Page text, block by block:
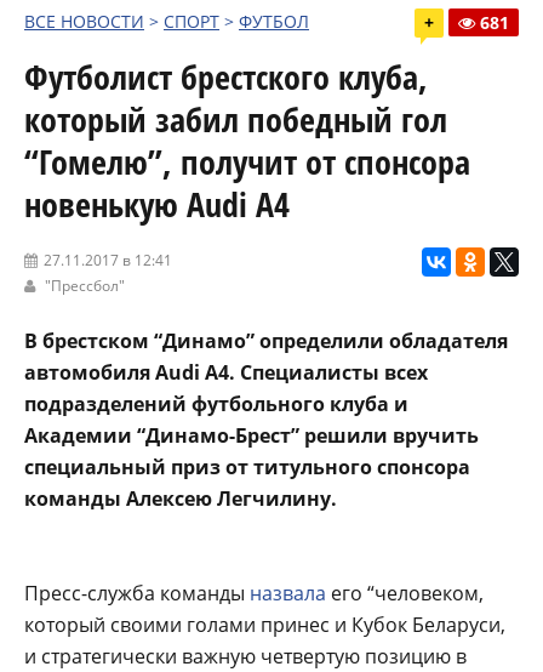
ВСЕ НОВОСТИ > СПОРТ > ФУТБОЛ + 681
Футболист брестского клуба,
который забил победный гол
“Гомелю”, получит от спонсора
новенькую Audi A4
27.11.2017 в 12:41
"Прессбол"
В брестском “Динамо” определили обладателя
автомобиля Audi A4. Специалисты всех
подразделений футбольного клуба и
Академии “Динамо-Брест” решили вручить
специальный приз от титульного спонсора
команды Алексею Легчилину.
Пресс-служба команды назвала его “человеком,
который своими голами принес и Кубок Беларуси,
и стратегически важную четвертую позицию в